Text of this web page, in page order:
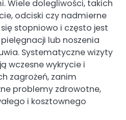
Wiele dolegliwości, takich
odciski czy nadmierne
stopniowo i często jest
lub noszenia
Systematyczne wizyty
wczesne wykrycie i
zagrożeń, zanim
problemy zdrowotne,
i kosztownego